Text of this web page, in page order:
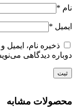
نام *
ایمیل *
ذخیره نام،
دوباره دیدگاهی
محصولات مشابه